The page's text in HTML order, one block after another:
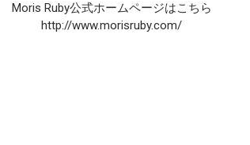
Moris Ruby公式ホームページはこちら
http://www.morisruby.com/